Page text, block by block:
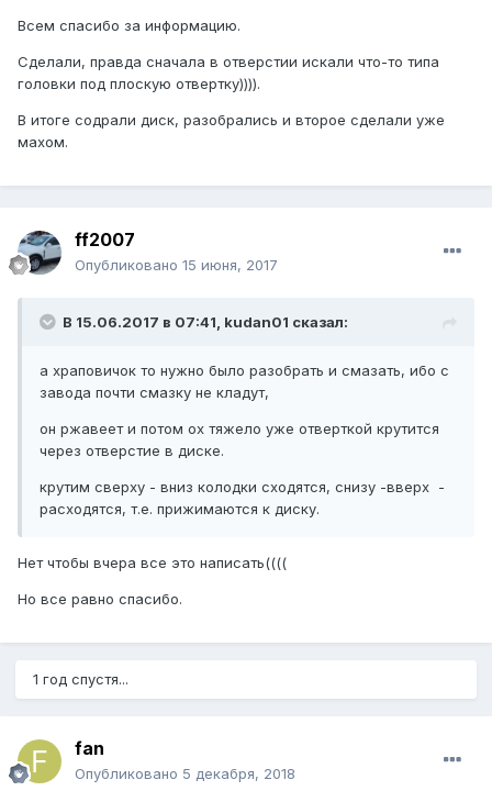
Всем спасибо за информацию.
Сделали, правда сначала в отверстии искали что-то типа
головки под плоскую отвертку)))).
В итоге содрали диск, разобрались и второе сделали уже
махом.
ff2007
Опубликовано 15 июня, 2017
В 15.06.2017 в 07:41, kudan01 сказал:
а храповичок то нужно было разобрать и смазать, ибо с
завода почти смазку не кладут,
он ржавеет и потом ох тяжело уже отверткой крутится
через отверстие в диске.
крутим сверху - вниз колодки сходятся, снизу -вверх -
расходятся, т.е. прижимаются к диску.
Нет чтобы вчера все это написать((((
Но все равно спасибо.
1 год спустя...
fan
Опубликовано 5 декабря, 2018